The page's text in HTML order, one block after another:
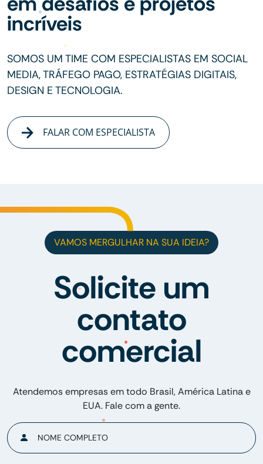
incríveis
SOMOS UM TIME COM ESPECIALISTAS EM SOCIAL
MEDIA, TRÁFEGO PAGO, ESTRATÉGIAS DIGITAIS,
DESIGN E TECNOLOGIA.
FALAR COM ESPECIALISTA
VAMOS MERGULHAR NA SUA IDEIA?
Solicite um
contato
comercial
Atendemos empresas em todo Brasil, América Latina e
EUA. Fale com a gente.
NOME COMPLETO